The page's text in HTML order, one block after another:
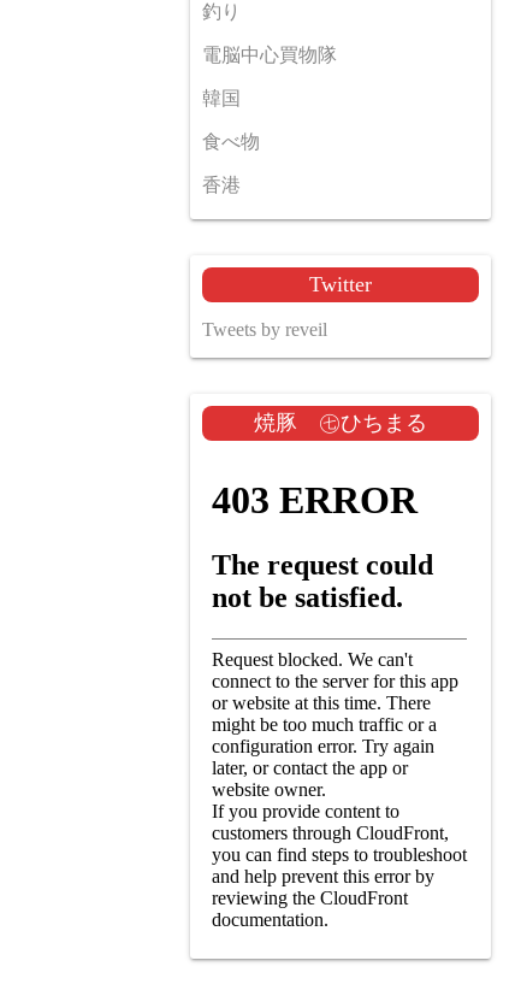
釣り
電脳中心買物隊
韓国
食べ物
香港
Twitter
Tweets by reveil
焼豚 ㊆ひちまる